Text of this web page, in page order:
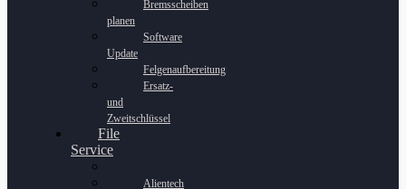
Bremsscheiben
planen
Software
Update
Felgenaufbereitung
Ersatz-
und
Zweitschlüssel
File
Service
Alientech